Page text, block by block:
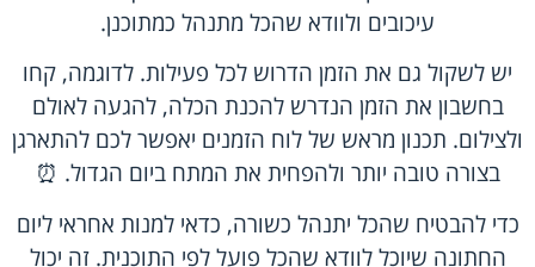
עיכובים ולוודא שהכל מתנהל כמתוכנן.
יש לשקול גם את הזמן הדרוש לכל פעילות. לדוגמה, קחו
בחשבון את הזמן הנדרש להכנת הכלה, להגעה לאולם
ולצילום. תכנון מראש של לוח הזמנים יאפשר לכם להתארגן
בצורה טובה יותר ולהפחית את המתח ביום הגדול. ⏰
כדי להבטיח שהכל יתנהל כשורה, כדאי למנות אחראי ליום
החתונה שיוכל לוודא שהכל פועל לפי התוכנית. זה יכול